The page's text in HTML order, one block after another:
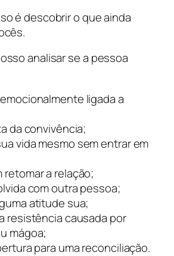
é descobrir o que ainda
analisar se a pessoa
ligada a
da convivência;
vida mesmo sem entrar em
retomar a relação;
com outra pessoa;
atitude sua;
resistência causada por
mágoa;
para uma reconciliação.